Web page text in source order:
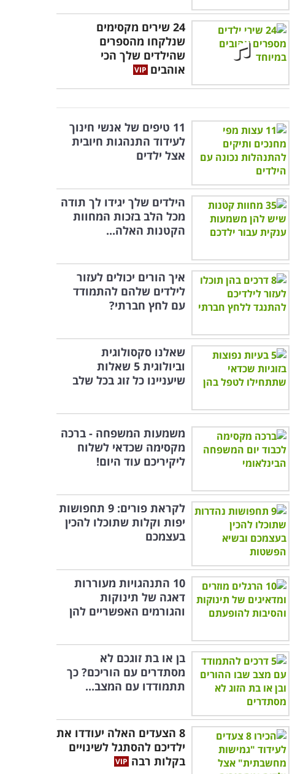
24 שירים מקסימים
שנלקחו מהספרים
שהילדים שלך הכי
אוהבים
11 טיפים של אנשי חינוך
לעידוד התנהגות חיובית
אצל ילדים
הילדים שלך יגידו לך תודה
מכל הלב בזכות המחוות
הקטנות האלה...
איך הורים יכולים לעזור
לילדים שלהם להתמודד
עם לחץ חברתי?
שאלנו סקסולוגית
וביולוגית 5 שאלות
שיעניינו כל זוג בכל שלב
משמעות המשפחה - ברכה
מקסימה שכדאי לשלוח
ליקיריכם עוד היום!
לקראת פורים: 9 תחפושות
יפות וקלות שתוכלו להכין
בעצמכם
10 התנהגויות מעוררות
דאגה של תינוקות
והגורמים האפשריים להן
בן או בת זוגכם לא
מסתדרים עם הוריכם? כך
תתמודדו עם המצב...
8 הצעדים האלה יעודדו את
ילדיכם להסתגל לשינויים
בקלות רבה